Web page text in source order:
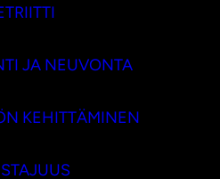
JA NEUVONTA
KEHITTÄMINEN